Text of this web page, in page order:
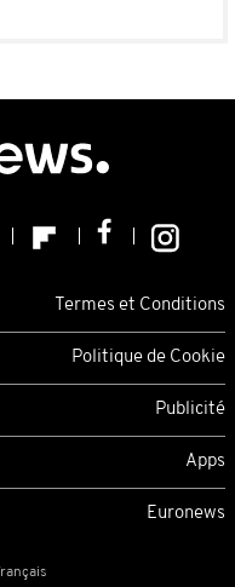
Termes et Conditions
Politique de Cookie
Publicité
Apps
Euronews